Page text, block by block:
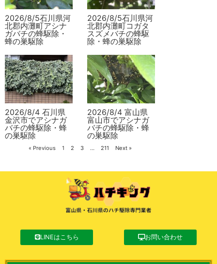
2026/8/5石川県河
北郡内灘町アシナ
ガバチの蜂駆除・
蜂の巣駆除
2026/8/5石川県河
北郡内灘町コガタ
スズメバチの蜂駆
除・蜂の巣駆除
2026/8/4 石川県
金沢市でアシナガ
バチの蜂駆除・蜂
の巣駆除
2026/8/4 富山県
富山市でアシナガ
バチの蜂駆除・蜂
の巣駆除
« Previous 1 2 3 … 211 Next »
LINEはこちら お問い合わせ